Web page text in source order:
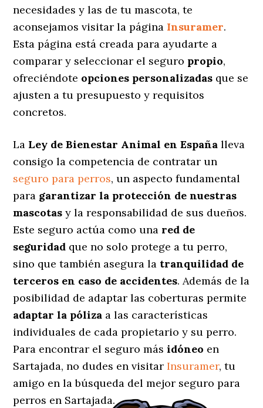
necesidades y las de tu mascota, te
aconsejamos visitar la página Insuramer.
Esta página está creada para ayudarte a
comparar y seleccionar el seguro propio,
ofreciéndote opciones personalizadas que se
ajusten a tu presupuesto y requisitos
concretos.
La Ley de Bienestar Animal en España lleva
consigo la competencia de contratar un
seguro para perros, un aspecto fundamental
para garantizar la protección de nuestras
mascotas y la responsabilidad de sus dueños.
Este seguro actúa como una red de
seguridad que no solo protege a tu perro,
sino que también asegura la tranquilidad de
terceros en caso de accidentes. Además de la
posibilidad de adaptar las coberturas permite
adaptar la póliza a las características
individuales de cada propietario y su perro.
Para encontrar el seguro másidóneo en
Sartajada, no dudes en visitarInsuramer, tu
amigo en la búsqueda del mejor seguro para
perros en Sartajada.